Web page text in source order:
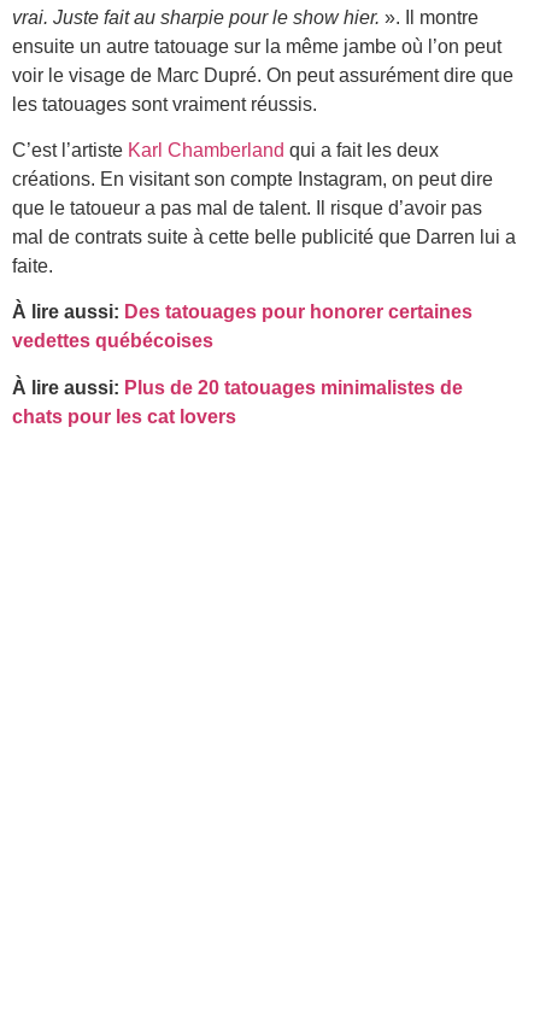
vrai. Juste fait au sharpie pour le show hier. ». Il montre
ensuite un autre tatouage sur la même jambe où l’on peut
voir le visage de Marc Dupré. On peut assurément dire que
les tatouages sont vraiment réussis.
C’est l’artiste Karl Chamberland qui a fait les deux
créations. En visitant son compte Instagram, on peut dire
que le tatoueur a pas mal de talent. Il risque d’avoir pas
mal de contrats suite à cette belle publicité que Darren lui a
faite.
À lire aussi: Des tatouages pour honorer certaines
vedettes québécoises
À lire aussi: Plus de 20 tatouages minimalistes de
chats pour les cat lovers